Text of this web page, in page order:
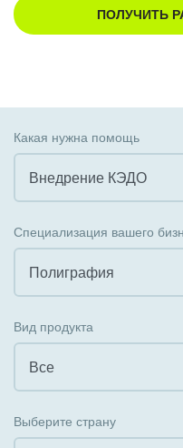
ПОЛУЧИТЬ
Какая нужна помощь
Внедрение КЭДО
Внедрение КЭДО
Интеграция с 1С
Внедрение Бизнес-
Специализация вашего
Полиграфия
Государственные
Коммунальные
Вид продукта
Все
Выберите страну